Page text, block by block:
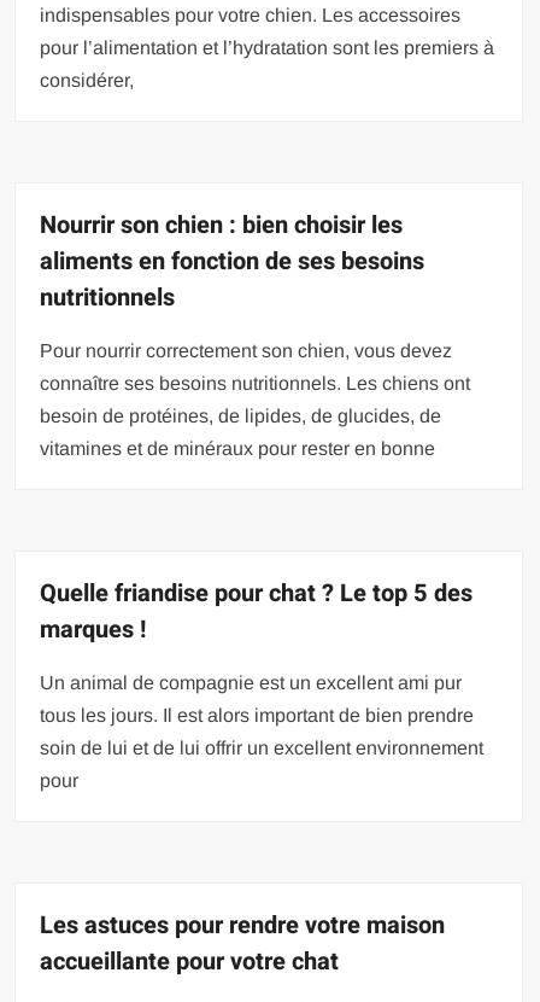
indispensables pour votre chien. Les accessoires
pour l’alimentation et l’hydratation sont les premiers à
considérer,
Nourrir son chien : bien choisir les
aliments en fonction de ses besoins
nutritionnels
Pour nourrir correctement son chien, vous devez
connaître ses besoins nutritionnels. Les chiens ont
besoin de protéines, de lipides, de glucides, de
vitamines et de minéraux pour rester en bonne
Quelle friandise pour chat ? Le top 5 des
marques !
Un animal de compagnie est un excellent ami pur
tous les jours. Il est alors important de bien prendre
soin de lui et de lui offrir un excellent environnement
pour
Les astuces pour rendre votre maison
accueillante pour votre chat